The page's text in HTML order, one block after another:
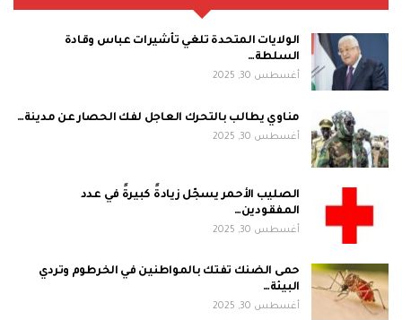
الولايات المتحدة تلغي تأشيرات عباس وقادة
السلطة…
أغسطس 30, 2025
مناوي يطالب بالتحرك العاجل لفك الحصار عن مدينة…
أغسطس 30, 2025
الصليب الأحمر يسجّل زيادةً كبيرةً في عدد
المفقودين…
أغسطس 30, 2025
حمى الضنك تفتك بالمواطنين في الخرطوم وتردي
البيئة…
أغسطس 30, 2025